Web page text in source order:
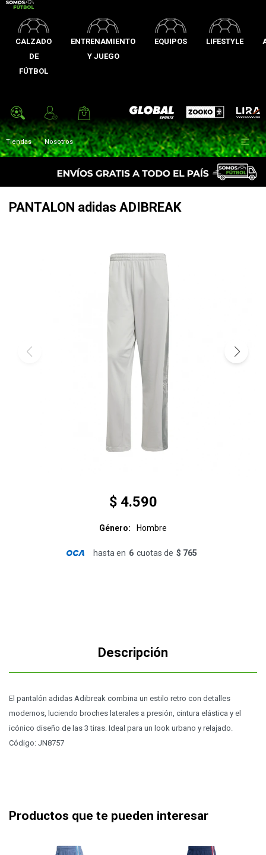
CALZADO
DE
FÚTBOL
ENTRENAMIENTO
Y JUEGO
EQUIPOS LIFESTYLE
Global Sports Zooko Lira
Tiendas Nosotros 
PANTALON adidas ADIBREAK
$ 4.590
Género Hombre
hasta en 6 cuotas de $ 765
Descripción
El pantalón adidas Adibreak combina un estilo retro con detalles
modernos, luciendo broches laterales a presión, cintura elástica y el
icónico diseño de las 3 tiras. Ideal para un look urbano y relajado.
Código: JN8757
Productos que te pueden interesar